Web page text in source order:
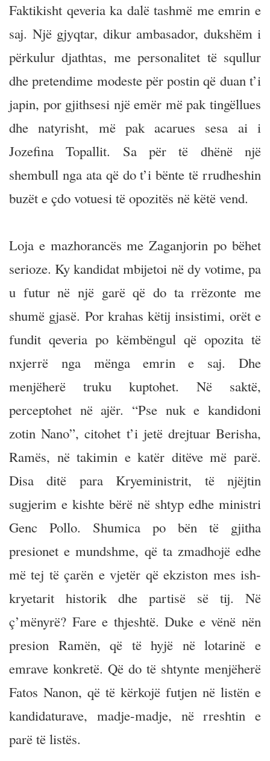
Faktikisht qeveria ka dalë tashmë me emrin e
saj. Një gjyqtar, dikur ambasador, dukshëm i
përkulur djathtas, me personalitet të squllur
dhe pretendime modeste për postin që duan t’i
japin, por gjithsesi një emër më pak tingëllues
dhe natyrisht, më pak acarues sesa ai i
Jozefina Topallit. Sa për të dhënë një
shembull nga ata që do t’i bënte të rrudheshin
buzët e çdo votuesi të opozitës në këtë vend.
Loja e mazhorancës me Zaganjorin po bëhet
serioze. Ky kandidat mbijetoi në dy votime, pa
u futur në një garë që do ta rrëzonte me
shumë gjasë. Por krahas këtij insistimi, orët e
fundit qeveria po këmbëngul që opozita të
nxjerrë nga mënga emrin e saj. Dhe
menjëherë truku kuptohet. Në saktë,
perceptohet në ajër. “Pse nuk e kandidoni
zotin Nano”, citohet t’i jetë drejtuar Berisha,
Ramës, në takimin e katër ditëve më parë.
Disa ditë para Kryeministrit, të njëjtin
sugjerim e kishte bërë në shtyp edhe ministri
Genc Pollo. Shumica po bën të gjitha
presionet e mundshme, që ta zmadhojë edhe
më tej të çarën e vjetër që ekziston mes ish-
kryetarit historik dhe partisë së tij. Në
ç’mënyrë? Fare e thjeshtë. Duke e vënë nën
presion Ramën, që të hyjë në lotarinë e
emrave konkretë. Që do të shtynte menjëherë
Fatos Nanon, që të kërkojë futjen në listën e
kandidaturave, madje-madje, në rreshtin e
parë të listës.